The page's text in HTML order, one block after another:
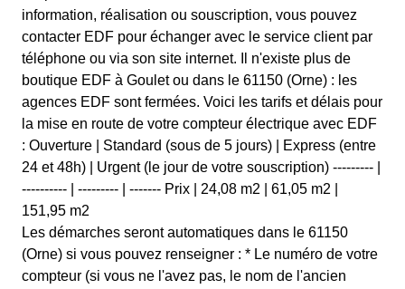
information, réalisation ou souscription, vous pouvez
contacter EDF pour échanger avec le service client par
téléphone ou via son site internet. Il n'existe plus de
boutique EDF à Goulet ou dans le 61150 (Orne) : les
agences EDF sont fermées. Voici les tarifs et délais pour
la mise en route de votre compteur électrique avec EDF
: Ouverture | Standard (sous de 5 jours) | Express (entre
24 et 48h) | Urgent (le jour de votre souscription) --------- |
---------- | --------- | ------- Prix | 24,08 m2 | 61,05 m2 |
151,95 m2
Les démarches seront automatiques dans le 61150
(Orne) si vous pouvez renseigner : * Le numéro de votre
compteur (si vous ne l'avez pas, le nom de l'ancien